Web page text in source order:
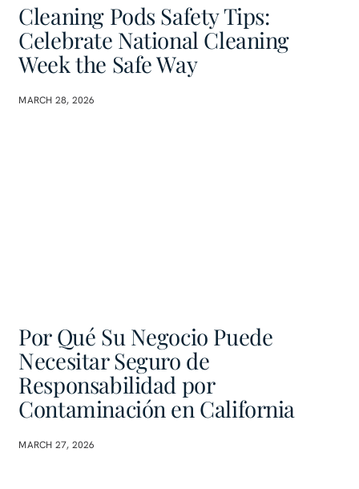
Cleaning Pods Safety Tips:
Celebrate National Cleaning
Week the Safe Way
MARCH 28, 2026
Por Qué Su Negocio Puede
Necesitar Seguro de
Responsabilidad por
Contaminación en California
MARCH 27, 2026